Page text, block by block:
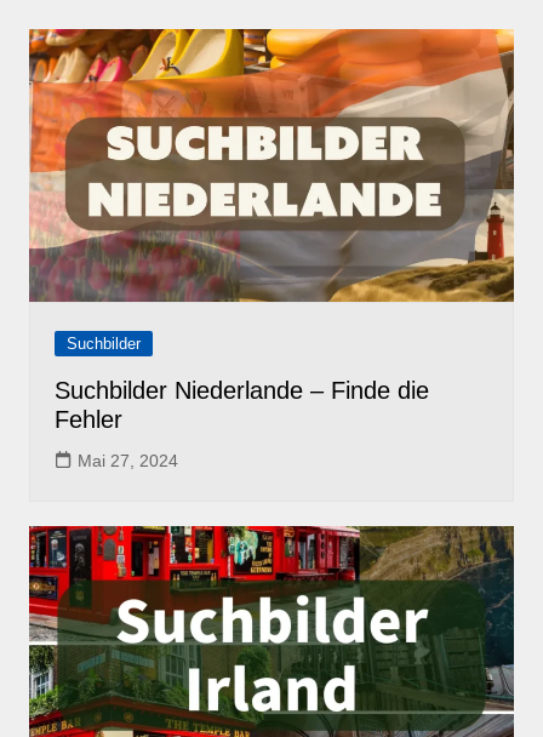
Suchbilder
Suchbilder Niederlande – Finde die
Fehler
Mai 27, 2024